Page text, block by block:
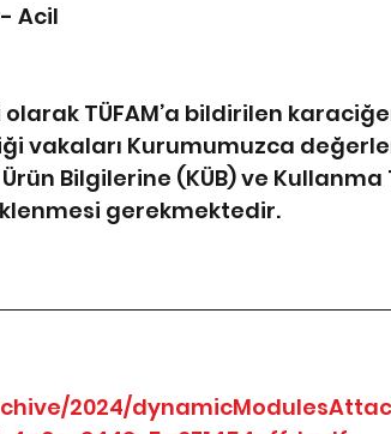
Acil
TÜFAM’a bildirilen
vakaları Kurumumuzca
Bilgilerine (KÜB) ve
gerekmektedir.
2024/